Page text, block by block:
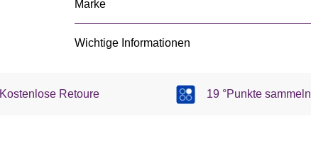
Marke
Wichtige Informationen
Kostenlose Retoure 19 °Punkte sammeln